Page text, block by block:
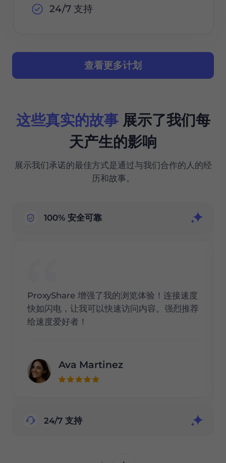
24/7 支持
查看更多计划
这些真实的故事展示了我们每
天产生的影响
展示我们承诺的最佳方式是通过与我们合作的人的经
历和故事。
100% 安全可靠
ProxyShare 增强了我的浏览体验！连接速度
快如闪电，让我可以快速访问内容。强烈推荐
给速度爱好者！
Ava Martinez
24/7 支持